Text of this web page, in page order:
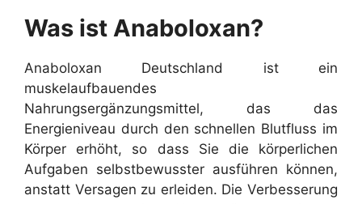
Was ist Anaboloxan?
Anaboloxan Deutschland ist ein
muskelaufbauendes
Nahrungsergänzungsmittel, das das
Energieniveau durch den schnellen Blutfluss im
Körper erhöht, so dass Sie die körperlichen
Aufgaben selbstbewusster ausführen können,
anstatt Versagen zu erleiden. Die Verbesserung